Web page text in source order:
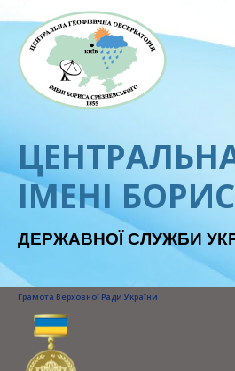
ІМЕНІ
ДЕРЖАВНОЇ СЛУЖБИ
Грамота Верховної Ради України